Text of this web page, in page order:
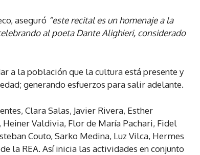
aseguró “este recital es un homenaje a la
al poeta Dante Alighieri, considerado
a la población que la cultura está presente y
generando esfuerzos para salir adelante.
Clara Salas, Javier Rivera, Esther
Valdivia, Flor de María Pachari, Fidel
Couto, Sarko Medina, Luz Vilca, Hermes
la REA. Así inicia las actividades en conjunto